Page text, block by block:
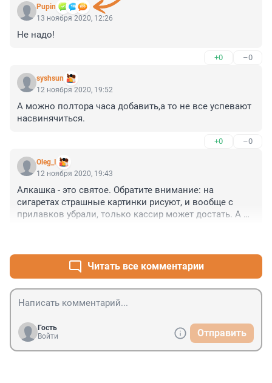
Pupin
13 ноября 2020, 12:26
Не надо!
+0 –0
syshsun
12 ноября 2020, 19:52
А можно полтора часа добавить,а то не все успевают
насвинячиться.
+0 –0
Oleg_I
12 ноября 2020, 19:43
Алкашка - это святое. Обратите внимание: на
сигаретах страшные картинки рисуют, и вообще с
прилавков убрали, только кассир может достать. А
Все потому что Руси веселие есть пити, не можем без
того быти. (С) Владимир Святой.
Читать все комментарии
Гость
Войти
Отправить